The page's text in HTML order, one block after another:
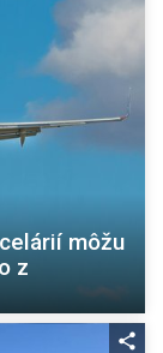
môžu
z